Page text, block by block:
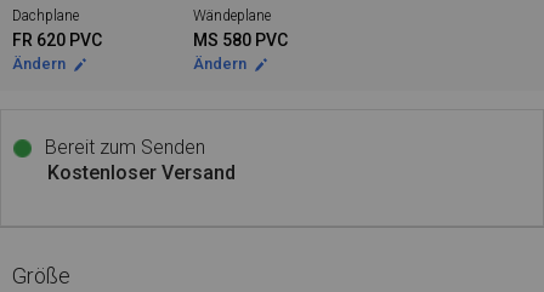
Dachplane
FR 620 PVC
Ändern
Wändeplane
MS 580 PVC
Ändern
Bereit zum Senden
Kostenloser Versand
Größe